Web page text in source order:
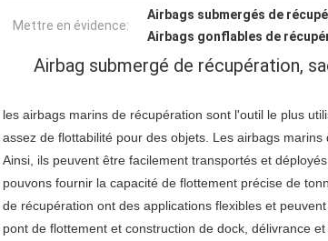
Mettre en évidence:
Airbags submergés de
Airbags gonflables de
Airbag submergé de récupération,
les airbags marins de récupération sont l'outil le plus
assez de flottabilité pour des objets. Les airbags
Ainsi, ils peuvent être facilement transportés et
pouvons fournir la capacité de flottement précise de
de récupération ont des applications flexibles et
pont de flottement et construction de dock, délivrance